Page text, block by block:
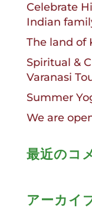
Celebrate
Indian
The land of
Spiritual &
Varanasi
Summer
We are
最近のコ
アーカイ